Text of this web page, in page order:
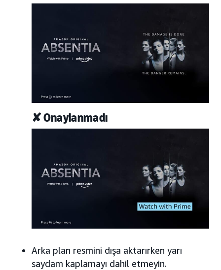
✘ Onaylanmadı
Arka plan resmini dışa aktarırken yarı
saydam kaplamayı dahil etmeyin.